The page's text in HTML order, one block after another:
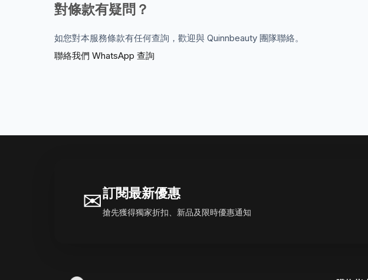
對條款有疑問？
如您對本服務條款有任何查詢，歡迎與 Quinnbeauty 團隊聯絡。
聯絡我們 WhatsApp 查詢
✉訂閱最新優惠
搶先獲得獨家折扣、新品及限時優惠通知